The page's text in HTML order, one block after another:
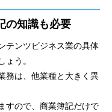
の知識も必要
テンツビジネス業の具体
ょう。
務は、他業種と大きく異
すので、商業簿記だけで